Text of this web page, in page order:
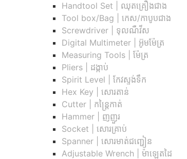
Handtool Set | ឈុតគ្រឿងជាង
Tool box/Bag | កេស/កាបូបជាង
Screwdriver | ទុលណឺវីស
Digital Multimeter | អ៊ូមម៉ែត្រ
Measuring Tools | ម៉ែត្រ
Pliers | ដង្កាប់
Spirit Level | កែវស្ទង់ទឹក
Hex Key | សោរតាន់
Cutter | កន្រ្តៃកាត់
Hammer | ញញួរ
Socket | សោរគ្រាប់
Spanner |​ សោរមាត់ជញ្ជៀន
Adjustable Wrench |​ ម៉ាឡេតដៃ